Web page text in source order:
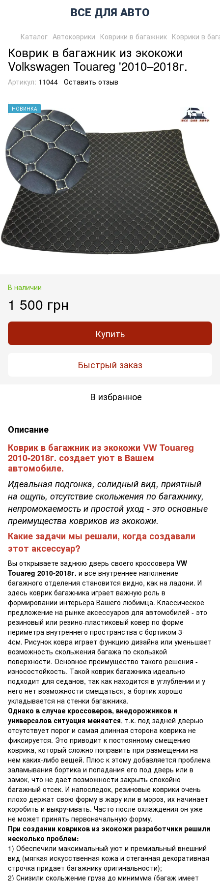
ВСЕ ДЛЯ АВТО
Каталог Автоковрики Коврики в багажник Коврики в
Коврик в багажник из экокожи
Volkswagen Touareg '2010–2018г.
Артикул: 11044 Оставить отзыв
НОВИНКА
В наличии
1 500 грн
Купить
Быстрый заказ
В избранное
Описание
Коврик в багажник из экокожи VW Touareg
2010-2018г. создает уют в Вашем
автомобиле.
Идеальная подгонка, солидный вид, приятный
на ощупь, отсутствие скольжения по багажнику,
непромокаемость и простой уход - это основные
преимущества ковриков из экокожи.
Какие задачи мы решали, когда создавали
этот аксессуар?
Вы открываете заднюю дверь своего кроссовера VW
Touareg 2010-2018г. и все внутреннее наполнение
багажного отделения становится видно, как на ладони. И
здесь коврик багажника играет важную роль в
формировании интерьера Вашего любимца. Классическое
предложение на рынке аксессуаров для автомобилей - это
резиновый или резино-пластиковый ковер по форме
периметра внутреннего пространства с бортиком 3-
4см. Рисунок ковра играет функцию дизайна или уменьшает
возможность скольжения багажа по скользкой
поверхности. Основное преимущество такого решения -
износостойкость. Такой коврик багажника идеально
подходит для седанов, так как находится в углублении и у
него нет возможности смещаться, а бортик хорошо
укладывается на стенки багажника.
Однако в случае кроссоверов, внедорожников и
универсалов ситуация меняется, т.к. под задней дверью
отсутствует порог и самая длинная сторона коврика не
фиксируется. Это приводит к постоянному смещению
коврика, который сложно поправить при размещении на
нем каких-либо вещей. Плюс к этому добавляется проблема
заламывания бортика и попадания его под дверь или в
замок, что не дает возможности закрыть спокойно
багажный отсек. И напоследок, резиновые коврики очень
плохо держат свою форму в жару или в мороз, их начинает
коробить и выкручивать. Часто после охлаждения он уже
не может принять первоначальную форму.
При создании ковриков из экокожи разработчики решили
несколько проблем:
1) Обеспечили максимальный уют и премиальный внешний
вид (мягкая искусственная кожа и стеганная декоративная
строчка придает багажнику оригинальности);
2) Снизили скольжение груза до минимума (багаж имеет